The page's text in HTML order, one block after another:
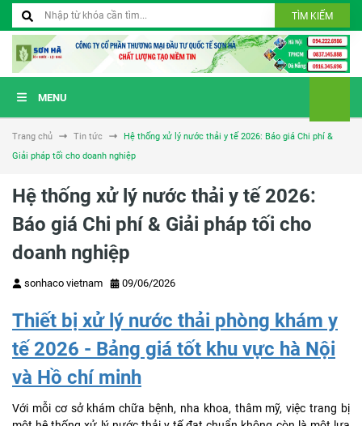
TÌM KIẾM
MENU
Trang chủ Tin tức
Hệ thống xử lý nước thải y tế 2026: Báo giá Chi phí &
Giải pháp tối cho doanh nghiệp
Hệ thống xử lý nước thải y tế 2026:
Báo giá Chi phí & Giải pháp tối cho
doanh nghiệp
sonhaco vietnam 09/06/2026
Thiết bị xử lý nước thải phòng khám y
tế 2026 - Bảng giá tốt khu vực hà Nội
và Hồ chí minh
Với mỗi cơ sở khám chữa bệnh, nha khoa, thâm mỹ, việc trang bị